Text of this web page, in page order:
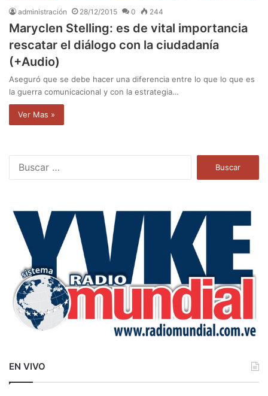
administración 28/12/2015 0 244
Maryclen Stelling: es de vital importancia
rescatar el diálogo con la ciudadanía
(+Audio)
Aseguró que se debe hacer una diferencia entre lo que lo que es
la guerra comunicacional y con la estrategia…
Ver Mas »
a
EN VIVO